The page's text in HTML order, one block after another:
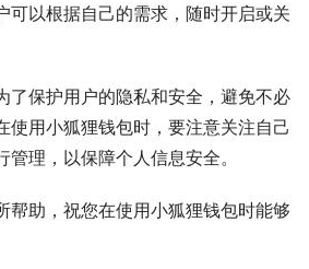
可以根据自己的需求，随时开启或关
了保护用户的隐私和安全，避免不必
使用小狐狸钱包时，要注意关注自己
理，以保障个人信息安全。
帮助，祝您在使用小狐狸钱包时能够